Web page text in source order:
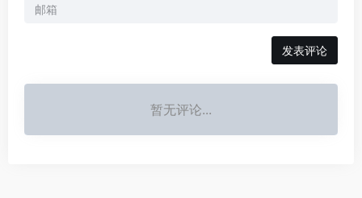
发表评论
暂无评论...